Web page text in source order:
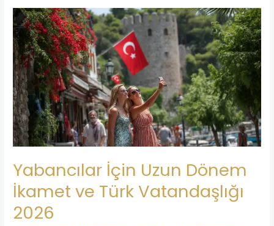
Yabancılar İçin Uzun Dönem
İkamet ve Türk Vatandaşlığı
2026
Yabancılar
İçin
Uzun
Dönem
İkamet
ve
Türk
Vatandaşlığı
2026